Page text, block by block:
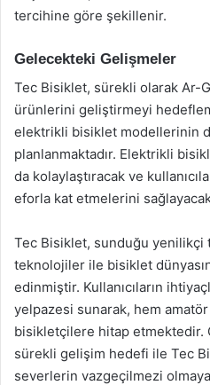
tercihine göre şekillenir.
Gelecekteki Gelişmeler
Tec Bisiklet, sürekli olarak Ar-
ürünlerini geliştirmeyi
elektrikli bisiklet modellerinin
planlanmaktadır. Elektrikli
da kolaylaştıracak ve
eforla kat etmelerini
Tec Bisiklet, sunduğu yenilikçi
teknolojiler ile bisiklet
edinmiştir. Kullanıcıların
yelpazesi sunarak, hem
bisikletçilere hitap etmektedir.
sürekli gelişim hedefi ile Tec
severlerin vazgeçilmezi